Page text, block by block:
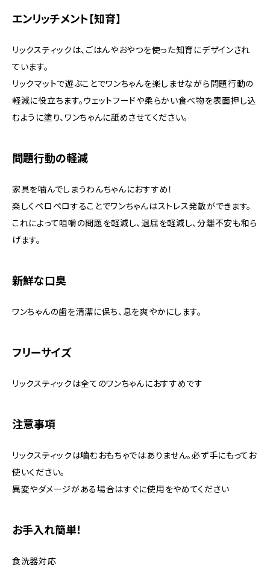
エンリッチメント【知育】
リックスティックは、ごはんやおやつを使った知育にデザインされ
ています。
リックマットで遊ぶことでワンちゃんを楽しませながら問題行動の
軽減に役立ちます。ウェットフードや柔らかい食べ物を表面押し込
むように塗り、ワンちゃんに舐めさせてください。
問題行動の軽減
家具を噛んでしまうわんちゃんにおすすめ！
楽しくペロペロすることでワンちゃんはストレス発散ができます。
これによって咀嚼の問題を軽減し、退屈を軽減し、分離不安も和ら
げます。
新鮮な口臭
ワンちゃんの歯を清潔に保ち、息を爽やかにします。
フリーサイズ
リックスティックは全てのワンちゃんにおすすめです
注意事項
リックスティックは嚙むおもちゃではありません。必ず手にもってお
使いください。
異変やダメージがある場合はすぐに使用をやめてください
お手入れ簡単！
食洗器対応